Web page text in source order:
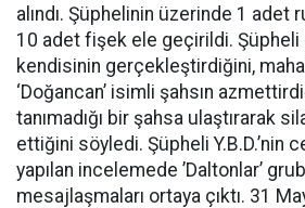
alındı. Şüphelinin üzerinde 1 adet
10 adet fişek ele geçirildi. Şüpheli
kendisinin gerçekleştirdiğini,
‘Doğancan’ isimli şahsın
tanımadığı bir şahsa ulaştırarak
ettiğini söyledi. Şüpheli Y.B.D.’nin
yapılan incelemede ’Daltonlar’
mesajlaşmaları ortaya çıktı. 31